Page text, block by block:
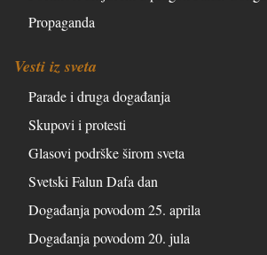
Propaganda
Vesti iz sveta
Parade i druga događanja
Skupovi i protesti
Glasovi podrške širom sveta
Svetski Falun Dafa dan
Događanja povodom 25. aprila
Događanja povodom 20. jula